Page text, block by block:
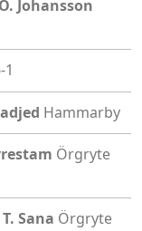
Johansson
1
Hammarby
Örgryte
Sana Örgryte